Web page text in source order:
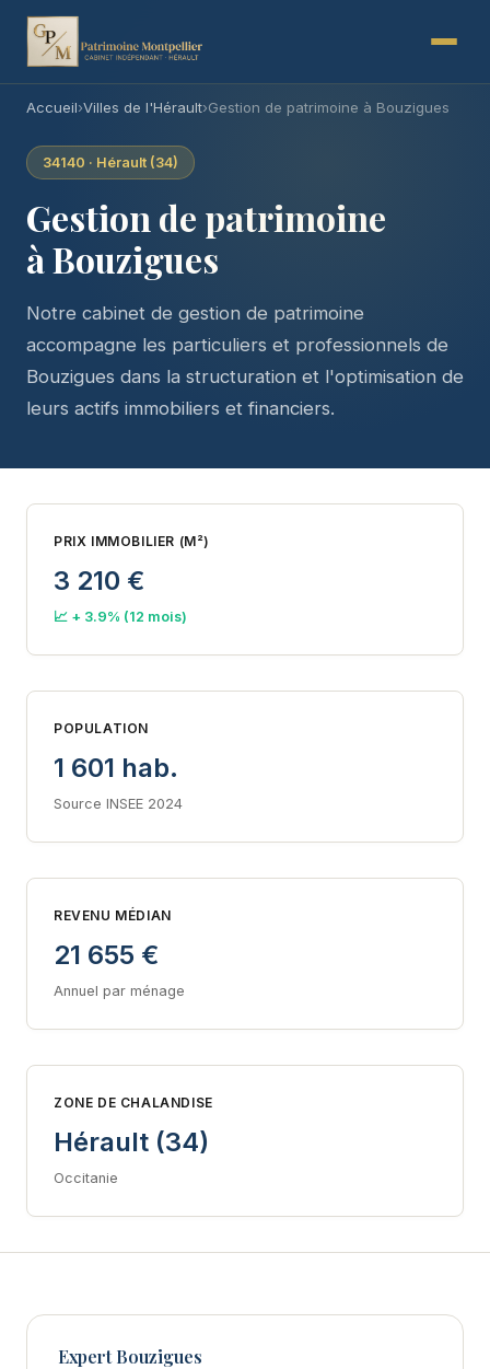
Accueil›Villes de l'Hérault›Gestion de patrimoine à Bouzigues
34140 · Hérault (34)
Gestion de patrimoine
à Bouzigues
Notre cabinet de gestion de patrimoine
accompagne les particuliers et professionnels de
Bouzigues dans la structuration et l'optimisation de
leurs actifs immobiliers et financiers.
PRIX IMMOBILIER (M²)
3 210 €
📈 + 3.9% (12 mois)
POPULATION
1 601 hab.
Source INSEE 2024
REVENU MÉDIAN
21 655 €
Annuel par ménage
ZONE DE CHALANDISE
Hérault (34)
Occitanie
Expert Bouzigues